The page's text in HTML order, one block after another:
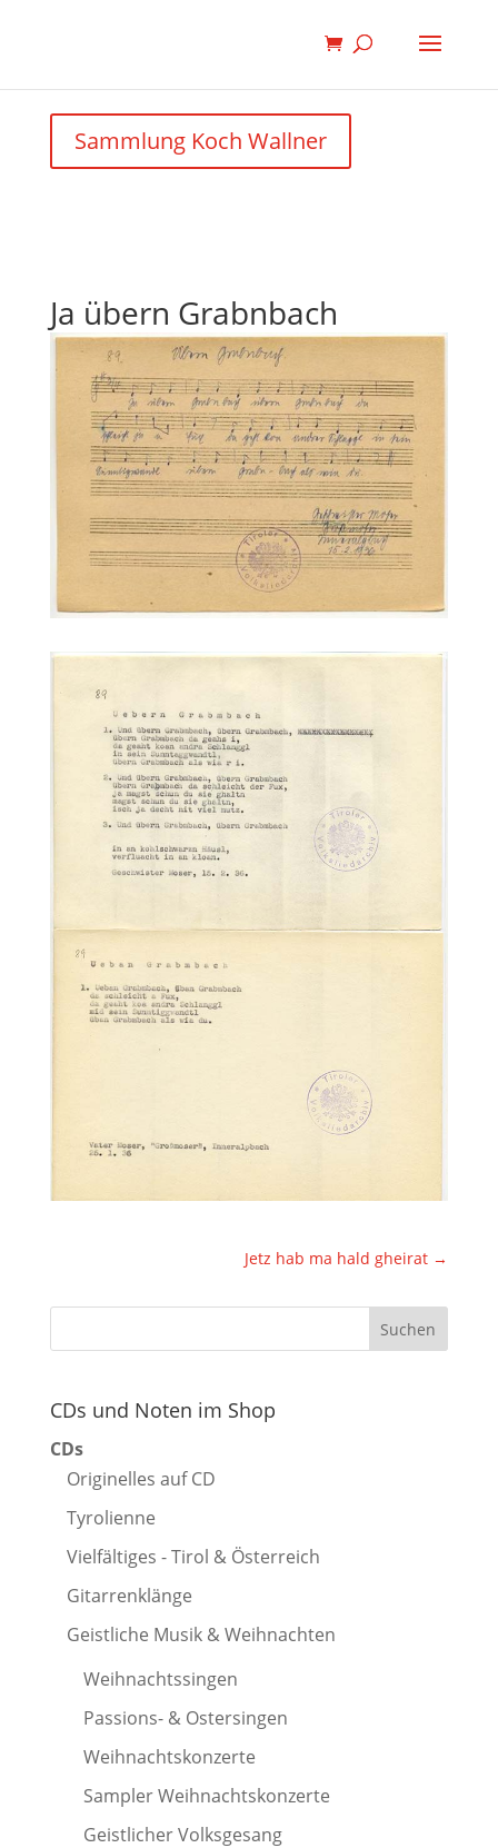
Sammlung Koch Wallner
Ja übern Grabnbach
Jetz hab ma hald gheirat →
CDs und Noten im Shop
CDs
Originelles auf CD
Tyrolienne
Vielfältiges - Tirol & Österreich
Gitarrenklänge
Geistliche Musik & Weihnachten
Weihnachtssingen
Passions- & Ostersingen
Weihnachtskonzerte
Sampler Weihnachtskonzerte
Geistlicher Volksgesang